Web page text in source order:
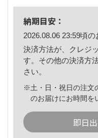
納期目安：
2026.08.06 23:59頃の
決済方法が、クレジ
す。その他の決済方
さい。
※土・日・祝日の注文
のお届けにお時間を
即日